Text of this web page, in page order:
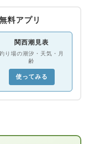
料アプリ
関西潮見表
り場の潮汐・天気・月
齢
使ってみる